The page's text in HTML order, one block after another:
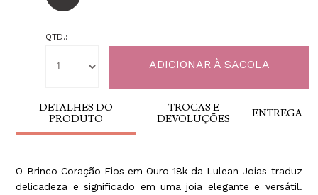
QTD.:
DETALHES DO
PRODUTO
TROCAS E
DEVOLUÇÕES
ENTREGA
O Brinco Coração Fios em Ouro 18k da Lulean Joias traduz
delicadeza e significado em uma joia elegante e versátil.